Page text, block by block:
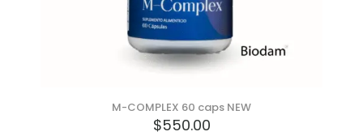
M-COMPLEX 60 caps NEW
$550.00